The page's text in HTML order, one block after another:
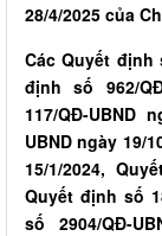
28/4/2025 của
Các Quyết định
định số 962/
117/QĐ-UBND
UBND ngày 19/
15/1/2024,
Quyết định số
số 2904/QĐ-